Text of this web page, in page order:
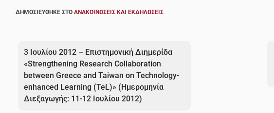
ΔΗΜΟΣΙΕΎΘΗΚΕ ΣΤΟ ΑΝΑΚΟΙΝΏΣΕΙΣ ΚΑΙ ΕΚΔΗΛΏΣΕΙΣ
άρθρων
3 Ιουλίου 2012 – Επιστημονική Διημερίδα
«Strengthening Research Collaboration
between Greece and Taiwan on Technology-
enhanced Learning (TeL)» (Ημερομηνία
Διεξαγωγής: 11-12 Ιουλίου 2012)